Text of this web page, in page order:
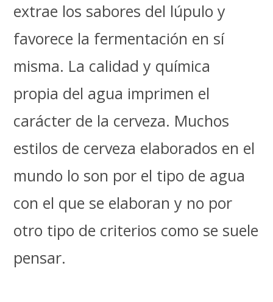
extrae los sabores del lúpulo y
favorece la fermentación en sí
misma. La calidad y química
propia del agua imprimen el
carácter de la cerveza. Muchos
estilos de cerveza elaborados en el
mundo lo son por el tipo de agua
con el que se elaboran y no por
otro tipo de criterios como se suele
pensar.